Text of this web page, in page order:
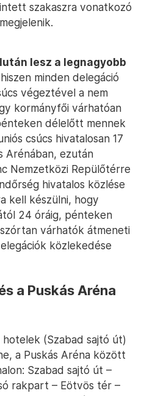
szakaszra vonatkozó
lesz a legnagyobb
minden delegáció
végeztével a nem
kormányfői várhatóan
délelőtt mennek
csúcs hivatalosan 17
Arénában, ezután
Nemzetközi Repülőtérre
hivatalos közlése
kell készülni, hogy
24 óráig, pénteken
várhatók átmeneti
közlekedése
a Puskás Aréna
(Szabad sajtó út)
a Puskás Aréna között
Szabad sajtó út –
rakpart – Eötvös tér –